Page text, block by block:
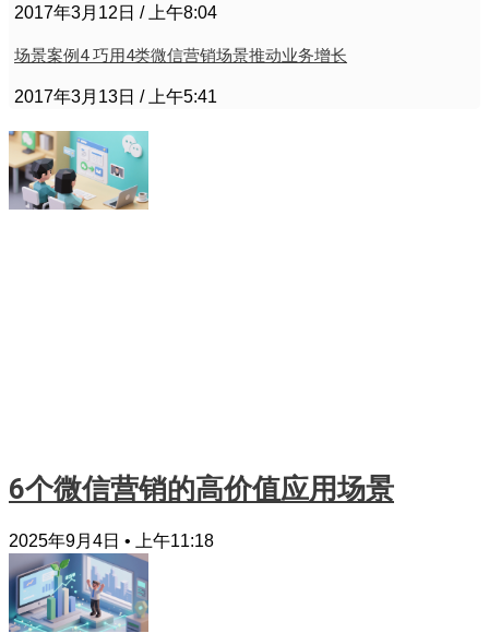
2017年3月12日 上午8:04
场景案例4 巧用4类微信营销场景推动业务增长
2017年3月13日 上午5:41
6个微信营销的高价值应用场景
2025年9月4日 上午11:18